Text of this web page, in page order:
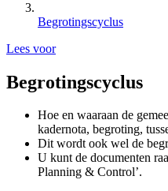
Begrotingscyclus
Lees voor
Begrotingscyclus
Hoe en waaraan de
kadernota, begroting,
Dit wordt ook wel de
U kunt de documenten
Planning & Control’.